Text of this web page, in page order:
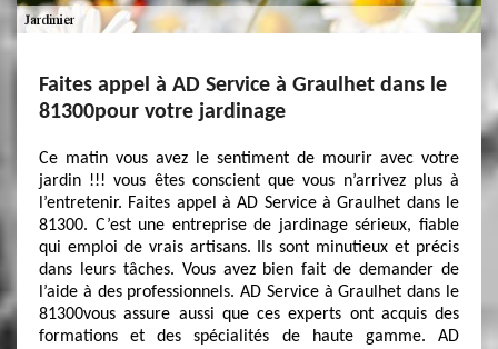
Faites appel à AD Service à Graulhet dans le
81300pour votre jardinage
Ce matin vous avez le sentiment de mourir avec votre
jardin !!! vous êtes conscient que vous n’arrivez plus à
l’entretenir. Faites appel à AD Service à Graulhet dans le
81300. C’est une entreprise de jardinage sérieux, fiable
qui emploi de vrais artisans. Ils sont minutieux et précis
dans leurs tâches. Vous avez bien fait de demander de
l’aide à des professionnels. AD Service à Graulhet dans le
81300vous assure aussi que ces experts ont acquis des
formations et des spécialités de haute gamme. AD